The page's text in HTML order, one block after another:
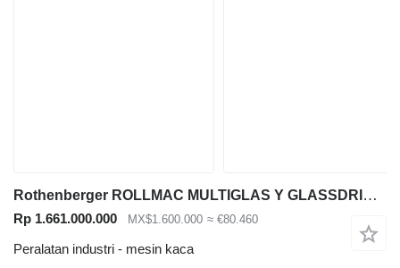
Rothenberger ROLLMAC MULTIGLAS Y GLASSDRIER-IR
Rp 1.661.000.000 MX$1.600.000 ≈ €80.460
Peralatan industri - mesin kaca